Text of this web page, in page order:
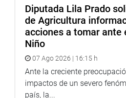
Diputada Lila Prado
de Agricultura
acciones a tomar ante
Niño
07 Ago 2026 | 16:15 h
Ante la creciente
impactos de un severo
país, la...